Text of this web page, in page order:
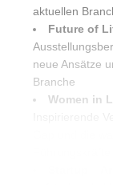
aktuellen
Future of
neue Ansätze
Branche
Women in